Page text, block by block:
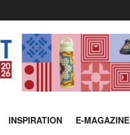
INSPIRATION E-MAGAZINE